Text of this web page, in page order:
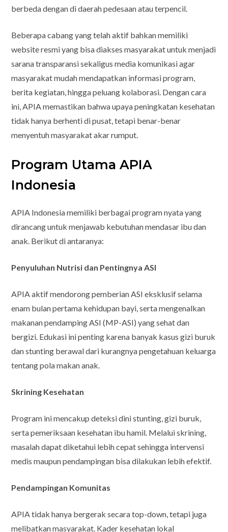
berbeda dengan di daerah pedesaan atau terpencil.
Beberapa cabang yang telah aktif bahkan memiliki
website resmi yang bisa diakses masyarakat untuk menjadi
sarana transparansi sekaligus media komunikasi agar
masyarakat mudah mendapatkan informasi program,
berita kegiatan, hingga peluang kolaborasi. Dengan cara
ini, APIA memastikan bahwa upaya peningkatan kesehatan
tidak hanya berhenti di pusat, tetapi benar-benar
menyentuh masyarakat akar rumput.
Program Utama APIA
Indonesia
APIA Indonesia memiliki berbagai program nyata yang
dirancang untuk menjawab kebutuhan mendasar ibu dan
anak. Berikut di antaranya:
Penyuluhan Nutrisi dan Pentingnya ASI
APIA aktif mendorong pemberian ASI eksklusif selama
enam bulan pertama kehidupan bayi, serta mengenalkan
makanan pendamping ASI (MP-ASI) yang sehat dan
bergizi. Edukasi ini penting karena banyak kasus gizi buruk
dan stunting berawal dari kurangnya pengetahuan keluarga
tentang pola makan anak.
Skrining Kesehatan
Program ini mencakup deteksi dini stunting, gizi buruk,
serta pemeriksaan kesehatan ibu hamil. Melalui skrining,
masalah dapat diketahui lebih cepat sehingga intervensi
medis maupun pendampingan bisa dilakukan lebih efektif.
Pendampingan Komunitas
APIA tidak hanya bergerak secara top-down, tetapi juga
melibatkan masyarakat. Kader kesehatan lokal